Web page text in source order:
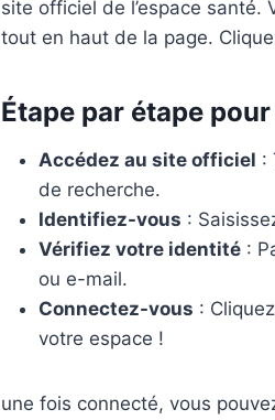
site officiel de l’espace santé.
tout en haut de la page.
Étape par étape
Accédez au site officiel :
de recherche.
Identifiez-vous :
Vérifiez votre identité :
ou e-mail.
Connectez-vous :
votre espace !
une fois connecté, vous